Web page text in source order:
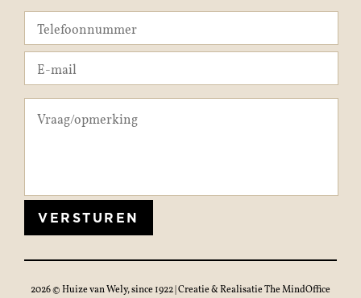
VERSTUREN
2026 © Huize van Wely, since 1922 | Creatie & RealisatieThe MindOffice